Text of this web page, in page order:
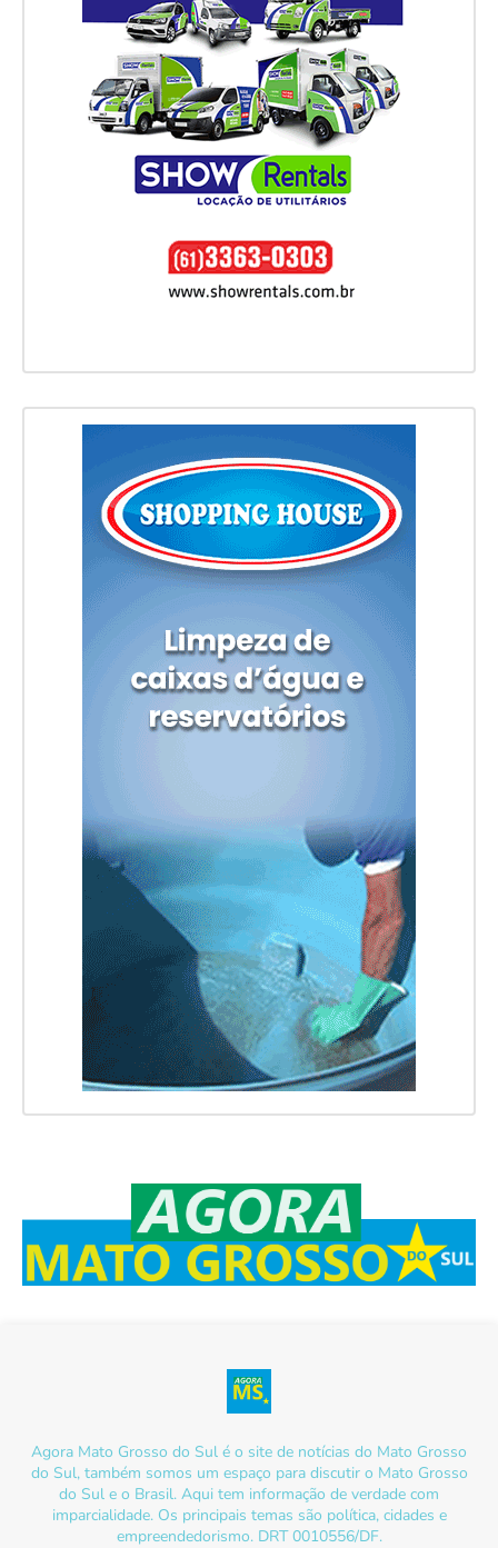
Agora Mato Grosso do Sul é o site de notícias do Mato Grosso
do Sul, também somos um espaço para discutir o Mato Grosso
do Sul e o Brasil. Aqui tem informação de verdade com
imparcialidade. Os principais temas são política, cidades e
empreendedorismo. DRT 0010556/DF.